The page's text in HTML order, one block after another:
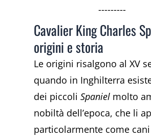
---------
Cavalier King Charles
origini e storia
Le origini risalgono al XV
quando in Inghilterra
dei piccoliSpaniel molto
nobiltà dell’epoca, che li
particolarmente come